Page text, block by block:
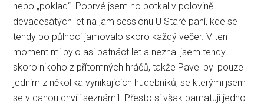
nebo „poklad“. Poprvé jsem ho potkal v polovině
devadesátých let na jam sessionu U Staré paní, kde se
tehdy po půlnoci jamovalo skoro každý večer. V ten
moment mi bylo asi patnáct let a neznal jsem tehdy
skoro nikoho z přítomných hráčů, takže Pavel byl pouze
jedním z několika vynikajících hudebníků, se kterými jsem
se v danou chvíli seznámil. Přesto si však pamatuji jedno